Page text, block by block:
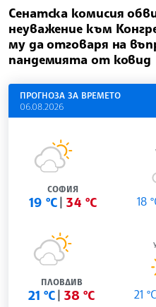
Сенатска комисия
неуважение към
му да отговаря на
пандемията от ковид
ПРОГНОЗА ЗА ВРЕМЕТО
06.08.2026
СОФИЯ
19 °C 34 °C 18
ПЛОВДИВ
21 °C 38 °C 21 °C